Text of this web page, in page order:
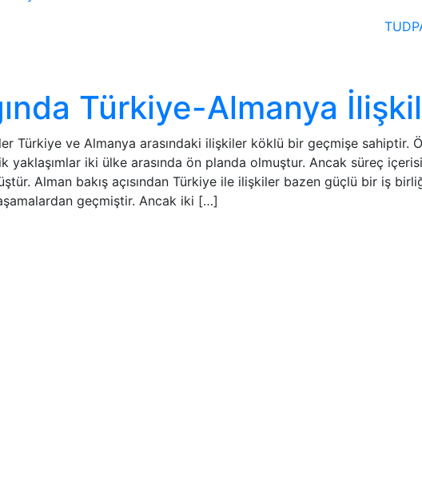
Türkiye-Almanya
Türkiye ve Almanya arasındaki ilişkiler köklü bir geçmişe sahiptir.
iki ülke arasında ön planda olmuştur. Ancak süreç
Alman bakış açısından Türkiye ile ilişkiler bazen güçlü bir iş
geçmiştir. Ancak iki […]